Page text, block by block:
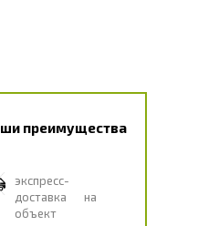
преимущества
экспресс-
доставка на
объект